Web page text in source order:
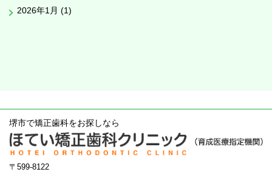
2026年1月 (1)
堺市で矯正歯科をお探しなら
〒599-8122